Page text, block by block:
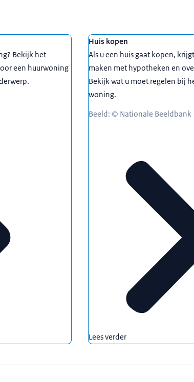
Bekijk het
een huurwoning
Huis kopen
Als u een huis gaat kopen,
maken met hypotheken en
Bekijk wat u moet regelen bij
woning.
Beeld: © Nationale Beeldbank
Lees verder